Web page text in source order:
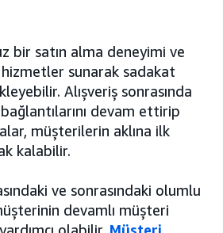
bir satın alma deneyimi ve
sunarak sadakat
Alışveriş sonrasında
devam ettirip
müşterilerin aklına ilk
kalabilir.
ve sonrasındaki olumlu
devamlı müşteri